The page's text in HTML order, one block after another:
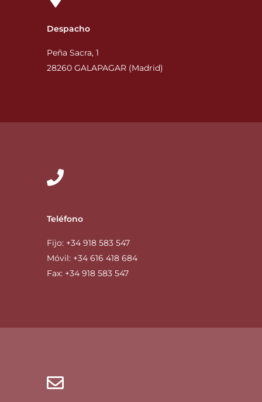
Despacho
Peña Sacra, 1
28260 GALAPAGAR (Madrid)
Teléfono
Fijo: +34 918 583 547
Móvil: +34 616 418 684
Fax: +34 918 583 547